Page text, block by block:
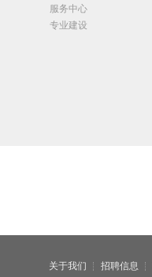
服务中心
专业建设
关于我们 招聘信息